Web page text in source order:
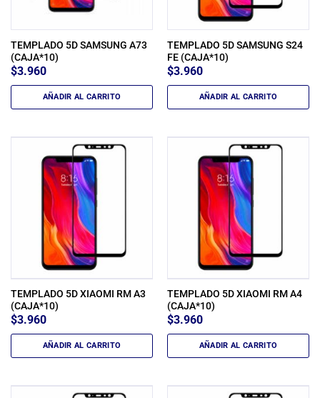
TEMPLADO 5D SAMSUNG A73
(CAJA*10)
$3.960
AÑADIR AL CARRITO
TEMPLADO 5D SAMSUNG S24
FE (CAJA*10)
$3.960
AÑADIR AL CARRITO
TEMPLADO 5D XIAOMI RM A3
(CAJA*10)
$3.960
AÑADIR AL CARRITO
TEMPLADO 5D XIAOMI RM A4
(CAJA*10)
$3.960
AÑADIR AL CARRITO